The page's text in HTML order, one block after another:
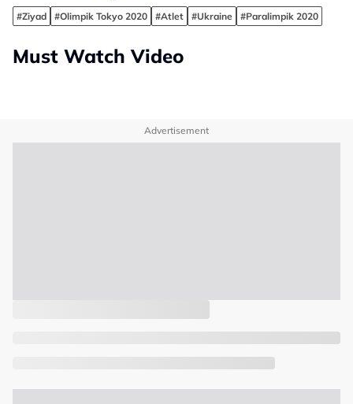
#Ziyad #Olimpik Tokyo 2020 #Atlet #Ukraine #Paralimpik 2020
Must Watch Video
Advertisement